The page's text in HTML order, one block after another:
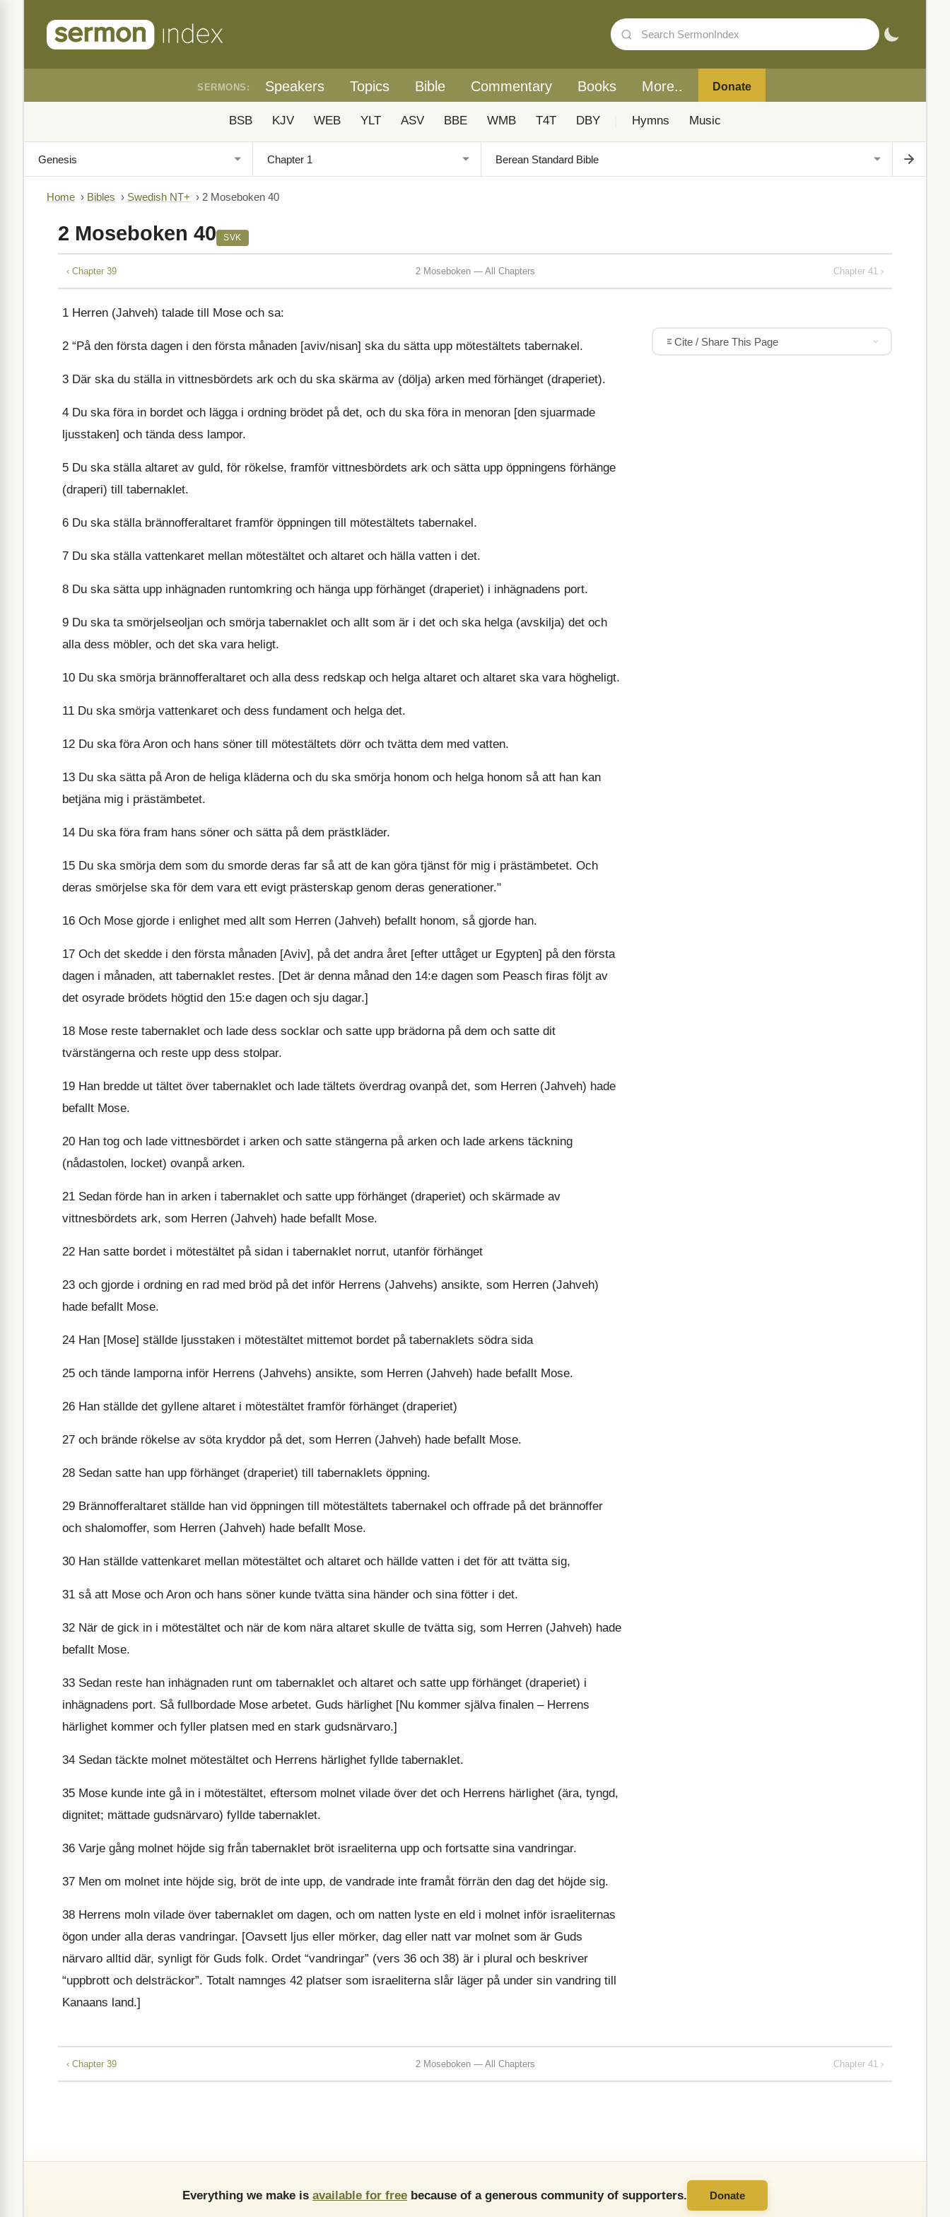
SERMONS: Speakers Topics Bible Commentary Books More.. Donate
BSB KJV WEB YLT ASV BBE WMB T4T DBY Hymns Music
Home › Bibles › Swedish NT+ › 2 Moseboken 40
2 Moseboken 40 SVK
‹ Chapter 39 2 Moseboken — All Chapters Chapter 41 ›
1 Herren (Jahveh) talade till Mose och sa:
2 “På den första dagen i den första månaden [aviv/nisan] ska du sätta upp mötestältets tabernakel.
3 Där ska du ställa in vittnesbördets ark och du ska skärma av (dölja) arken med förhänget (draperiet).
4 Du ska föra in bordet och lägga i ordning brödet på det, och du ska föra in menoran [den sjuarmade
ljusstaken] och tända dess lampor.
5 Du ska ställa altaret av guld, för rökelse, framför vittnesbördets ark och sätta upp öppningens förhänge
(draperi) till tabernaklet.
6 Du ska ställa brännofferaltaret framför öppningen till mötestältets tabernakel.
7 Du ska ställa vattenkaret mellan mötestältet och altaret och hälla vatten i det.
8 Du ska sätta upp inhägnaden runtomkring och hänga upp förhänget (draperiet) i inhägnadens port.
9 Du ska ta smörjelseoljan och smörja tabernaklet och allt som är i det och ska helga (avskilja) det och
alla dess möbler, och det ska vara heligt.
10 Du ska smörja brännofferaltaret och alla dess redskap och helga altaret och altaret ska vara högheligt.
11 Du ska smörja vattenkaret och dess fundament och helga det.
12 Du ska föra Aron och hans söner till mötestältets dörr och tvätta dem med vatten.
13 Du ska sätta på Aron de heliga kläderna och du ska smörja honom och helga honom så att han kan
betjäna mig i prästämbetet.
14 Du ska föra fram hans söner och sätta på dem prästkläder.
15 Du ska smörja dem som du smorde deras far så att de kan göra tjänst för mig i prästämbetet. Och
deras smörjelse ska för dem vara ett evigt prästerskap genom deras generationer."
16 Och Mose gjorde i enlighet med allt som Herren (Jahveh) befallt honom, så gjorde han.
17 Och det skedde i den första månaden [Aviv], på det andra året [efter uttåget ur Egypten] på den första
dagen i månaden, att tabernaklet restes. [Det är denna månad den 14:e dagen som Peasch firas följt av
det osyrade brödets högtid den 15:e dagen och sju dagar.]
18 Mose reste tabernaklet och lade dess socklar och satte upp brädorna på dem och satte dit
tvärstängerna och reste upp dess stolpar.
19 Han bredde ut tältet över tabernaklet och lade tältets överdrag ovanpå det, som Herren (Jahveh) hade
befallt Mose.
20 Han tog och lade vittnesbördet i arken och satte stängerna på arken och lade arkens täckning
(nådastolen, locket) ovanpå arken.
21 Sedan förde han in arken i tabernaklet och satte upp förhänget (draperiet) och skärmade av
vittnesbördets ark, som Herren (Jahveh) hade befallt Mose.
22 Han satte bordet i mötestältet på sidan i tabernaklet norrut, utanför förhänget
23 och gjorde i ordning en rad med bröd på det inför Herrens (Jahvehs) ansikte, som Herren (Jahveh)
hade befallt Mose.
24 Han [Mose] ställde ljusstaken i mötestältet mittemot bordet på tabernaklets södra sida
25 och tände lamporna inför Herrens (Jahvehs) ansikte, som Herren (Jahveh) hade befallt Mose.
26 Han ställde det gyllene altaret i mötestältet framför förhänget (draperiet)
27 och brände rökelse av söta kryddor på det, som Herren (Jahveh) hade befallt Mose.
28 Sedan satte han upp förhänget (draperiet) till tabernaklets öppning.
29 Brännofferaltaret ställde han vid öppningen till mötestältets tabernakel och offrade på det brännoffer
och shalomoffer, som Herren (Jahveh) hade befallt Mose.
30 Han ställde vattenkaret mellan mötestältet och altaret och hällde vatten i det för att tvätta sig,
31 så att Mose och Aron och hans söner kunde tvätta sina händer och sina fötter i det.
32 När de gick in i mötestältet och när de kom nära altaret skulle de tvätta sig, som Herren (Jahveh) hade
befallt Mose.
33 Sedan reste han inhägnaden runt om tabernaklet och altaret och satte upp förhänget (draperiet) i
inhägnadens port. Så fullbordade Mose arbetet. Guds härlighet [Nu kommer själva finalen – Herrens
härlighet kommer och fyller platsen med en stark gudsnärvaro.]
34 Sedan täckte molnet mötestältet och Herrens härlighet fyllde tabernaklet.
35 Mose kunde inte gå in i mötestältet, eftersom molnet vilade över det och Herrens härlighet (ära, tyngd,
dignitet; mättade gudsnärvaro) fyllde tabernaklet.
36 Varje gång molnet höjde sig från tabernaklet bröt israeliterna upp och fortsatte sina vandringar.
37 Men om molnet inte höjde sig, bröt de inte upp, de vandrade inte framåt förrän den dag det höjde sig.
38 Herrens moln vilade över tabernaklet om dagen, och om natten lyste en eld i molnet inför israeliternas
ögon under alla deras vandringar. [Oavsett ljus eller mörker, dag eller natt var molnet som är Guds
närvaro alltid där, synligt för Guds folk. Ordet “vandringar” (vers 36 och 38) är i plural och beskriver
“uppbrott och delsträckor”. Totalt namnges 42 platser som israeliterna slår läger på under sin vandring till
Kanaans land.]
Cite / Share This Page
‹ Chapter 39 2 Moseboken — All Chapters Chapter 41 ›
Everything we make is available for free because of a generous community of supporters. Donate